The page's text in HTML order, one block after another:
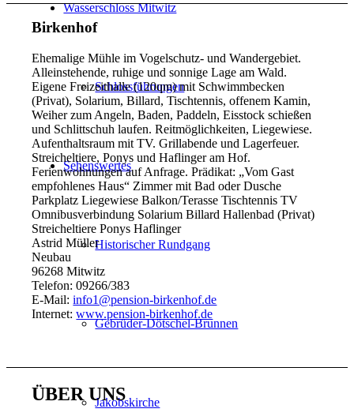
Wasserschloss Mitwitz
Schlossführungen
Sehenswertes
Historischer Rundgang
Gebrüder-Dötschel-Brunnen
Jakobskirche
Birkenhof
Ehemalige Mühle im Vogelschutz- und Wandergebiet.
Alleinstehende, ruhige und sonnige Lage am Wald.
Eigene Freizeithalle (120qm) mit Schwimmbecken
(Privat), Solarium, Billard, Tischtennis, offenem Kamin,
Weiher zum Angeln, Baden, Paddeln, Eisstock schießen
und Schlittschuh laufen. Reitmöglichkeiten, Liegewiese.
Aufenthaltsraum mit TV. Grillabende und Lagerfeuer.
Streicheltiere, Ponys und Haflinger am Hof.
Ferienwohnungen auf Anfrage. Prädikat: „Vom Gast
empfohlenes Haus“ Zimmer mit Bad oder Dusche
Parkplatz Liegewiese Balkon/Terasse Tischtennis TV
Omnibusverbindung Solarium Billard Hallenbad (Privat)
Streicheltiere Ponys Haflinger
Astrid Müller
Neubau
96268 Mitwitz
Telefon: 09266/383
E-Mail:info1@pension-birkenhof.de
Internet:www.pension-birkenhof.de
ÜBER UNS